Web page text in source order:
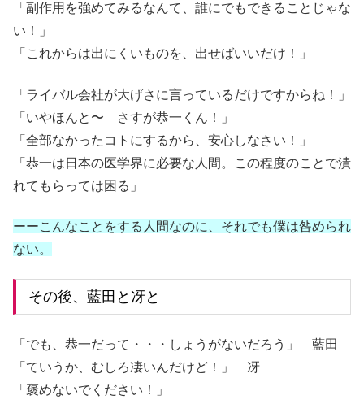
「副作用を強めてみるなんて、誰にでもできることじゃな
い！」
「これからは出にくいものを、出せばいいだけ！」
「ライバル会社が大げさに言っているだけですからね！」
「いやほんと〜 さすが恭一くん！」
「全部なかったコトにするから、安心しなさい！」
「恭一は日本の医学界に必要な人間。この程度のことで潰
れてもらっては困る」
ーーこんなことをする人間なのに、それでも僕は咎められ
ない。
その後、藍田と冴と
「でも、恭一だって・・・しょうがないだろう」 藍田
「ていうか、むしろ凄いんだけど！」 冴
「褒めないでください！」